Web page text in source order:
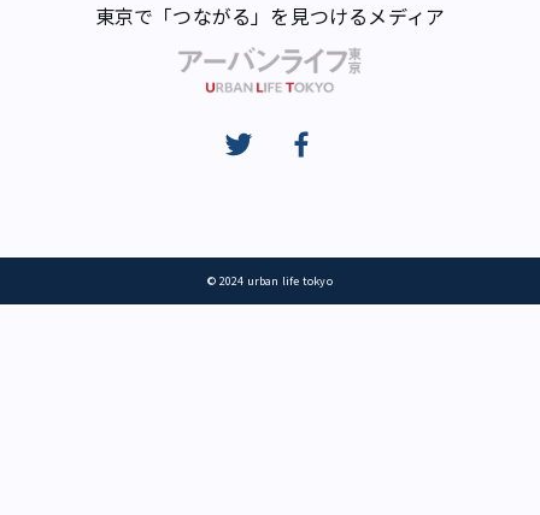
東京で「つながる」を見つけるメディア
© 2024 urban life tokyo